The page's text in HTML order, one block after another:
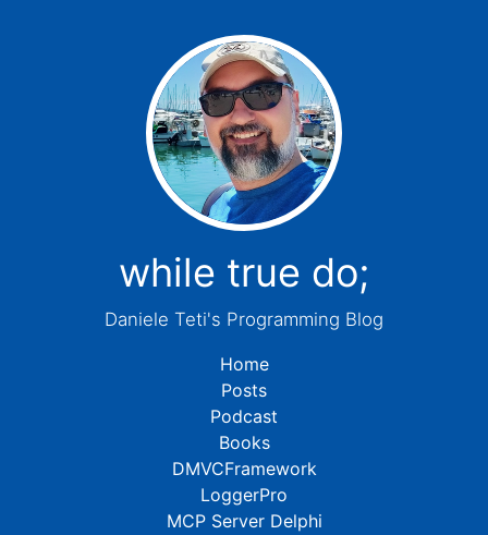
while true do;
Daniele Teti's Programming Blog
Home
Posts
Podcast
Books
DMVCFramework
LoggerPro
MCP Server Delphi